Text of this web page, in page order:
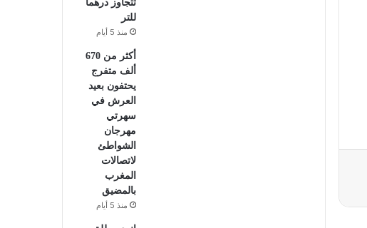
تتجاوز درهما
للتر
منذ 5 أيام
أكثر من 670
ألف متفرج
يحتفون بعيد
العرش في
سهرتي
مهرجان
الشواطئ
لاتصالات
المغرب
بالمضيق
منذ 5 أيام